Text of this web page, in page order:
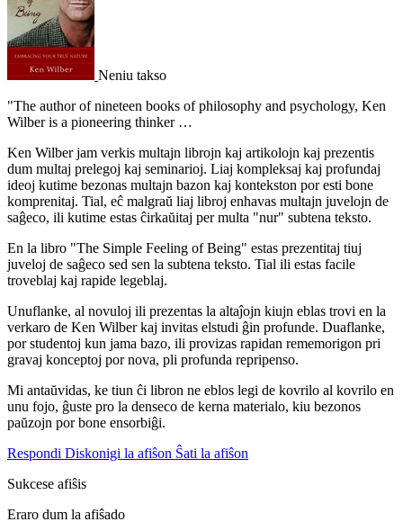
Neniu takso
"The author of nineteen books of philosophy and psychology, Ken
Wilber is a pioneering thinker …
Ken Wilber jam verkis multajn librojn kaj artikolojn kaj prezentis
dum multaj prelegoj kaj seminarioj. Liaj kompleksaj kaj profundaj
ideoj kutime bezonas multajn bazon kaj kontekston por esti bone
komprenitaj. Tial, eĉ malgraŭ liaj libroj enhavas multajn juvelojn de
saĝeco, ili kutime estas ĉirkaŭitaj per multa "nur" subtena teksto.
En la libro "The Simple Feeling of Being" estas prezentitaj tiuj
juveloj de saĝeco sed sen la subtena teksto. Tial ili estas facile
troveblaj kaj rapide legeblaj.
Unuflanke, al novuloj ili prezentas la altaĵojn kiujn eblas trovi en la
verkaro de Ken Wilber kaj invitas elstudi ĝin profunde. Duaflanke,
por studentoj kun jama bazo, ili provizas rapidan rememorigon pri
gravaj konceptoj por nova, pli profunda repripenso.
Mi antaŭvidas, ke tiun ĉi libron ne eblos legi de kovrilo al kovrilo en
unu fojo, ĝuste pro la denseco de kerna materialo, kiu bezonos
paŭzojn por bone ensorbiĝi.
Respondi Diskonigi la afiŝon Ŝati la afiŝon
Sukcese afiŝis
Eraro dum la afiŝado